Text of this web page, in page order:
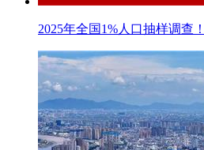
2025年全国1%人口抽样调查